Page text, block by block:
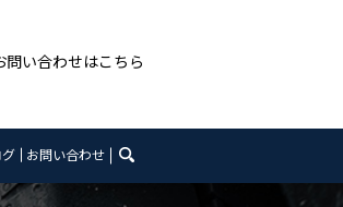
お問い合わせ
問い合わせはこちら